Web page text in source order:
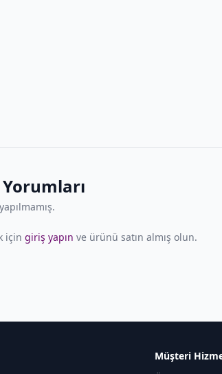
için giriş yapın ve ürünü satın almış olun.
Müşteri